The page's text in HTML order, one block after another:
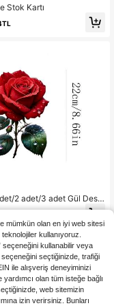
Stok Kartı
2 adet/3 adet Gül Dese
Yama, Ütülenebilir ve
El Çantaları, Yastıklar, M
Uygundur
mümkün olan en iyi web sitesi
kullanıyoruz.
seçeneğini kullanabilir veya
seçtiğinizde, trafiği
ile alışveriş deneyiminizi
olan tüm isteğe bağlı
web sitemizin
izin verirsiniz. Bunları